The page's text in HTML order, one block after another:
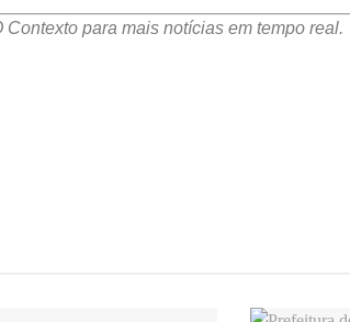
Contexto para mais notícias em tempo real.